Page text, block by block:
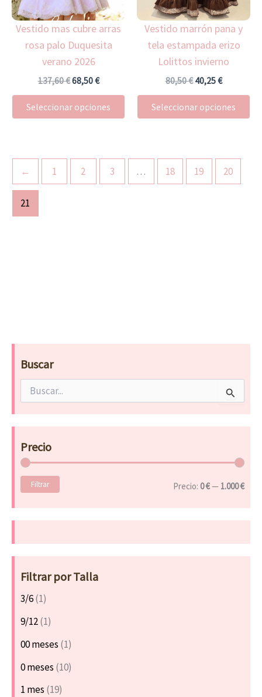
Buscar
u
r
p
o
Precio
Filtrar Precio: 0 €— 1.000 €
Filtrar por Talla
3/6(1)
9/12(1)
00 meses (1)
0 meses (10)
1 mes (19)
Vestido mas cubre arras
rosa palo Duquesita
verano 2026
137,60€68,50€
Seleccionar opciones
opciones
pueden
la
página
Vestido marrón pana y
tela estampada erizo
Lolittos invierno
80,50€ 40,25€
Seleccionar opciones
la
← 1 2 3 … 18 19 20
21